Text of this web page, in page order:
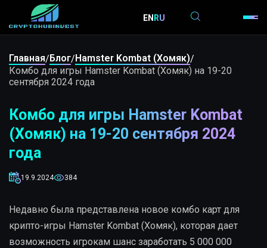
ENRU
Главная/Блог/Hamster Kombat (Хомяк)/
Комбо для игры Hamster Kombat (Хомяк) на 19-20
сентября 2024 года
Комбо для игры Hamster Kombat
(Хомяк) на 19-20 сентября 2024
года
19.9.2024 384
Недавно была представлена новое комбо карт для
крипто-игры Hamster Kombat (Хомяк), которая дает
возможность игрокам шанс заработать 5 000 000